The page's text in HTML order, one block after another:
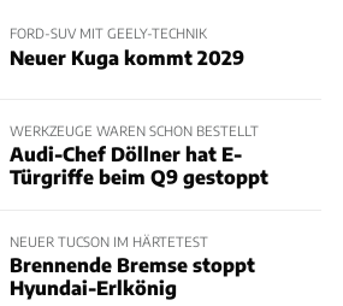
FORD-SUV MIT GEELY-TECHNIK
Neuer Kuga kommt 2029
WERKZEUGE WAREN SCHON BESTELLT
Audi-Chef Döllner hat E-
Türgriffe beim Q9 gestoppt
NEUER TUCSON IM HÄRTETEST
Brennende Bremse stoppt
Hyundai-Erlkönig